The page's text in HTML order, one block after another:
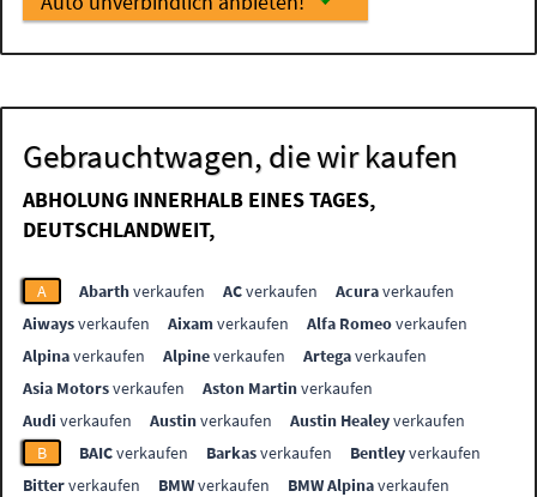
Gebrauchtwagen, die wir kaufen
ABHOLUNG INNERHALB EINES TAGES,
DEUTSCHLANDWEIT,
A Abarthverkaufen ACverkaufen Acuraverkaufen
Aiwaysverkaufen Aixamverkaufen Alfa Romeoverkaufen
Alpinaverkaufen Alpineverkaufen Artegaverkaufen
Asia Motorsverkaufen Aston Martinverkaufen
Audi verkaufen Austinverkaufen Austin Healeyverkaufen
B
BAICverkaufen Barkasverkaufen Bentleyverkaufen
Bitterverkaufen BMWverkaufen BMW Alpinaverkaufen